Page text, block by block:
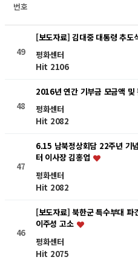
번호
49
[보도자료] 김대중 대통령 추도
평화센터
Hit 2106
48
2016년 연간 기부금 모금액 및
평화센터
Hit 2082
47
6.15 남북정상회담 22주년 기
터 이사장 김홍업
평화센터
Hit 2082
46
[보도자료] 북한군 특수부대 파
이주성 고소
평화센터
Hit 2075